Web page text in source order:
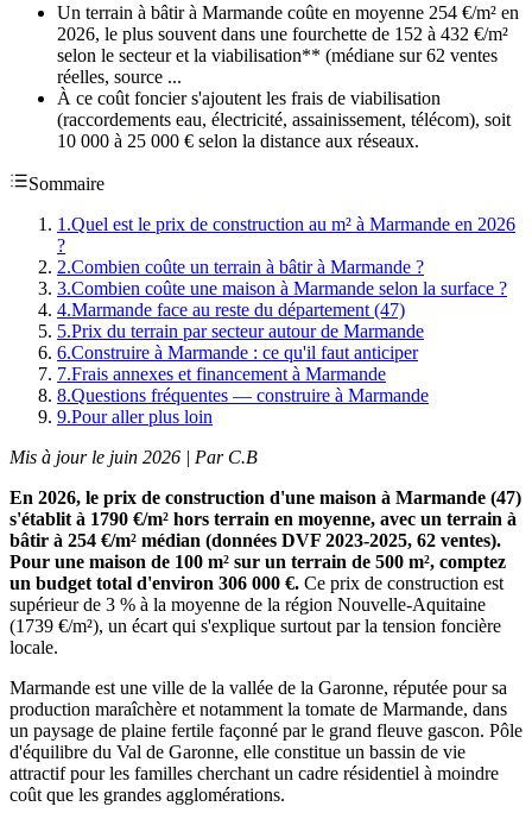
Un terrain à bâtir à Marmande coûte en moyenne 254 €/m² en
2026, le plus souvent dans une fourchette de 152 à 432 €/m²
selon le secteur et la viabilisation** (médiane sur 62 ventes
réelles, source ...
À ce coût foncier s'ajoutent les frais de viabilisation
(raccordements eau, électricité, assainissement, télécom), soit
10 000 à 25 000 € selon la distance aux réseaux.
Sommaire
1 .Quel est le prix de construction au m² à Marmande en 2026
?
2.Combien coûte un terrain à bâtir à Marmande ?
3.Combien coûte une maison à Marmande selon la surface ?
4.Marmande face au reste du département (47)
5.Prix du terrain par secteur autour de Marmande
6.Construire à Marmande : ce qu'il faut anticiper
7.Frais annexes et financement à Marmande
8.Questions fréquentes — construire à Marmande
9.Pour aller plus loin
Mis à jour le juin 2026 | Par C.B
En 2026, le prix de construction d'une maison à Marmande (47)
s'établit à 1790 €/m² hors terrain en moyenne, avec un terrain à
bâtir à 254 €/m² médian (données DVF 2023-2025, 62 ventes).
Pour une maison de 100 m² sur un terrain de 500 m², comptez
un budget total d'environ 306 000 €. Ce prix de construction est
supérieur de 3 % à la moyenne de la région Nouvelle-Aquitaine
(1739 €/m²), un écart qui s'explique surtout par la tension foncière
locale.
Marmande est une ville de la vallée de la Garonne, réputée pour sa
production maraîchère et notamment la tomate de Marmande, dans
un paysage de plaine fertile façonné par le grand fleuve gascon. Pôle
d'équilibre du Val de Garonne, elle constitue un bassin de vie
attractif pour les familles cherchant un cadre résidentiel à moindre
coût que les grandes agglomérations.